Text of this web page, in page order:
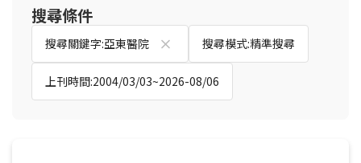
搜尋條件
搜尋關鍵字:亞東醫院 搜尋模式:精準搜尋
上刊時間:2004/03/03~2026-08/06